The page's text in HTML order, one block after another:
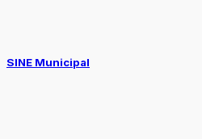
SINE Municipal